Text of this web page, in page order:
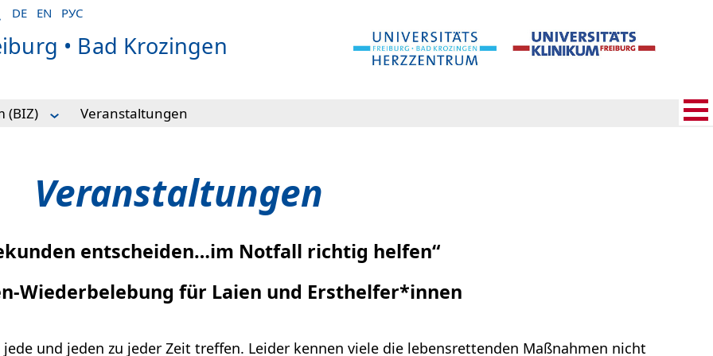
DE EN РУС
• Bad Krozingen
Campus Bad Krozingen
am Campus Bad Krozingen
(BIZ)
Veranstaltungen
Veranstaltungen
entscheiden…im Notfall richtig helfen“
Wiederbelebung für Laien und Ersthelfer*innen
und jeden zu jeder Zeit treffen. Leider kennen viele die lebensrettenden Maßnahmen nicht